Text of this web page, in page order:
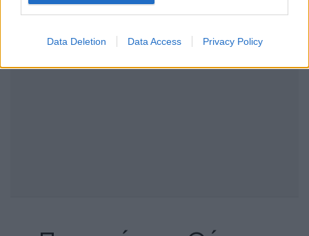
Data Deletion Data Access Privacy Policy